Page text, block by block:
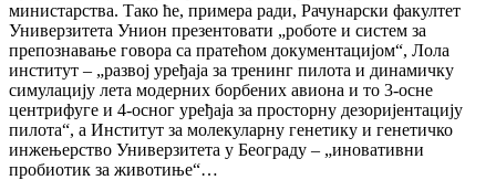
министарства. Тако ће, примера ради, Рачунарски факултет
Универзитета Унион презентовати „роботе и систем за
препознавање говора са пратећом документацијом“, Лола
институт – „развој уређаја за тренинг пилота и динамичку
симулацију лета модерних борбених авиона и то 3-осне
центрифуге и 4-осног уређаја за просторну дезоријентацију
пилота“, а Институт за молекуларну генетику и генетичко
инжењерство Универзитета у Београду – „иновативни
пробиотик за животиње“…